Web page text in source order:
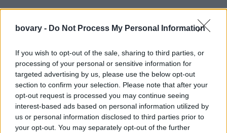
bovary - Do Not Process My Personal Information
If you wish to opt-out of the sale, sharing to third parties, or
processing of your personal or sensitive information for
targeted advertising by us, please use the below opt-out
section to confirm your selection. Please note that after your
opt-out request is processed you may continue seeing
interest-based ads based on personal information utilized by
us or personal information disclosed to third parties prior to
your opt-out. You may separately opt-out of the further
Παρθένος
Για τους Παρθένους, ο Οκτώβριος θα λειτουργήσει σαν ένας
«καθρέφτης της ψυχής». Θα έρθει η στιγμή να